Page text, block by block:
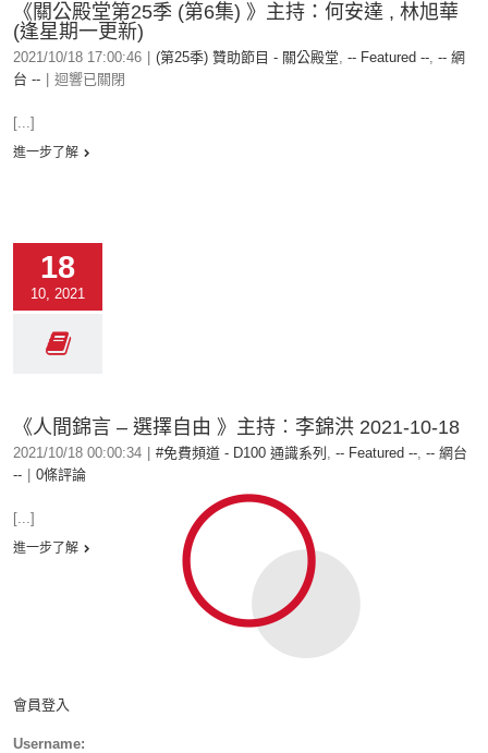
《關公殿堂第25季 (第6集) 》主持：何安達 , 林旭華
(逢星期一更新)
2021/10/18 17:00:46 (第25季) 贊助節目 - 關公殿堂, -- Featured --, -- 網
台 --
迴響已關閉
[...]
進一步了解
18
10, 2021
《人間錦言 – 選擇自由 》主持︰李錦洪 2021-10-18
2021/10/18 00:00:34 #免費頻道 - D100 通識系列 , -- Featured --, -- 網台
--
0條評論
[...]
進一步了解
會員登入
Username: